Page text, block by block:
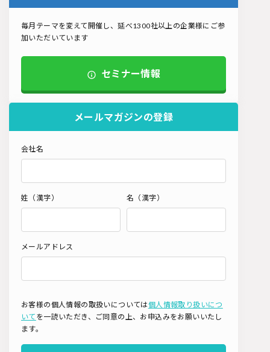
毎月テーマを変えて開催し、延べ1300社以上の企業様にご参
加いただいています
セミナー情報
メールマガジンの登録
会社名
姓（漢字） 名（漢字）
メールアドレス
お客様の個人情報の取扱いについては個人情報取り扱いにつ
いて を一読いただき、ご同意の上、お申込みをお願いいたし
ます。